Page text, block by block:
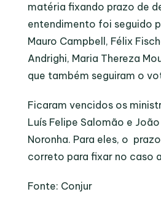
matéria fixando prazo de
entendimento foi seguido
Mauro Campbell, Félix
Andrighi, Maria Thereza
que também seguiram o
Ficaram vencidos os
Luís Felipe Salomão e
Noronha. Para eles, o
correto para fixar no caso
Fonte: Conjur